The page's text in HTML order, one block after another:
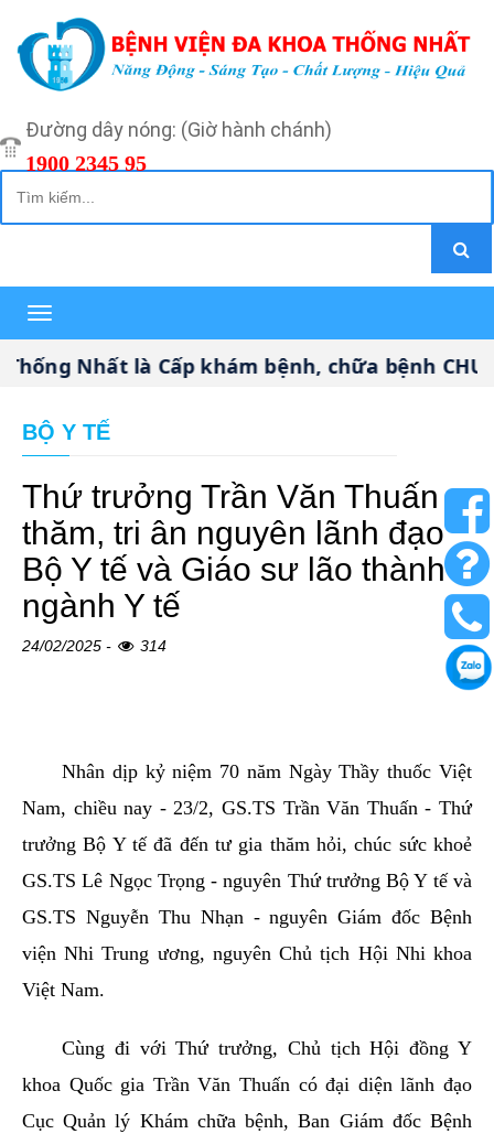
Đường dây nóng: (Giờ hành chánh)
1900 2345 95
Toggle
navigation
Nhất là Cấp khám bệnh, chữa bệnh CHUYÊN
BỘ Y TẾ
Thứ trưởng Trần Văn Thuấn
thăm, tri ân nguyên lãnh đạo
Bộ Y tế và Giáo sư lão thành
ngành Y tế
24/02/2025 - 314
Nhân dịp kỷ niệm 70 năm Ngày Thầy thuốc Việt
Nam, chiều nay - 23/2, GS.TS Trần Văn Thuấn - Thứ
trưởng Bộ Y tế đã đến tư gia thăm hỏi, chúc sức khoẻ
GS.TS Lê Ngọc Trọng - nguyên Thứ trưởng Bộ Y tế và
GS.TS Nguyễn Thu Nhạn - nguyên Giám đốc Bệnh
viện Nhi Trung ương, nguyên Chủ tịch Hội Nhi khoa
Việt Nam.
Cùng đi với Thứ trưởng, Chủ tịch Hội đồng Y
khoa Quốc gia Trần Văn Thuấn có đại diện lãnh đạo
Cục Quản lý Khám chữa bệnh, Ban Giám đốc Bệnh